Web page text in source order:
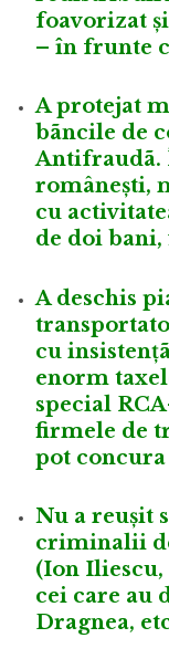
foavorizat
– în frunte
A protejat
bãncile de
Antifraudã.
românești,
cu
de doi
A deschis
cu
enorm
special
firmele de
pot
Nu a reușit
criminalii
(Ion Iliescu,
cei care au
Dragnea,